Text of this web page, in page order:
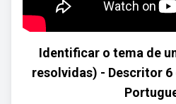
Identificar o tema de
resolvidas) - Descritor 6